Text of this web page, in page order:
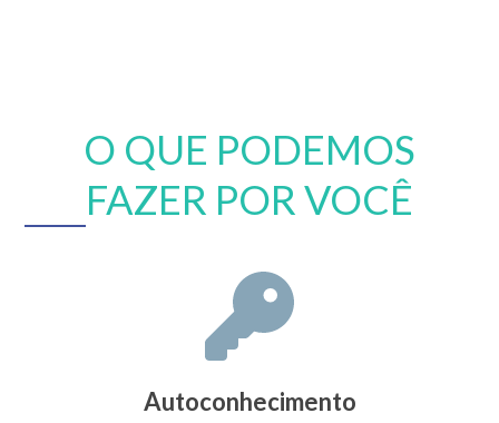
O QUE PODEMOS
FAZER POR VOCÊ
Autoconhecimento